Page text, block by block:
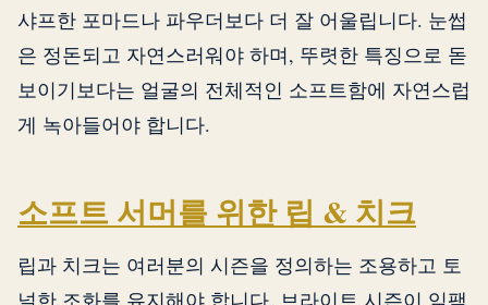
샤프한 포마드나 파우더보다 더 잘 어울립니다. 눈썹
은 정돈되고 자연스러워야 하며, 뚜렷한 특징으로 돋
보이기보다는 얼굴의 전체적인 소프트함에 자연스럽
게 녹아들어야 합니다.
소프트 서머를 위한 립 & 치크
립과 치크는 여러분의 시즌을 정의하는 조용하고 토